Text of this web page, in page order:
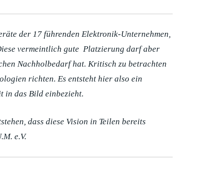
der 17 führenden Elektronik-Unternehmen,
vermeintlich gute Platzierung darf aber
Nachholbedarf hat. Kritisch zu betrachten
richten. Es entsteht hier also ein
in das Bild einbezieht.
dass diese Vision in Teilen bereits
e.V.